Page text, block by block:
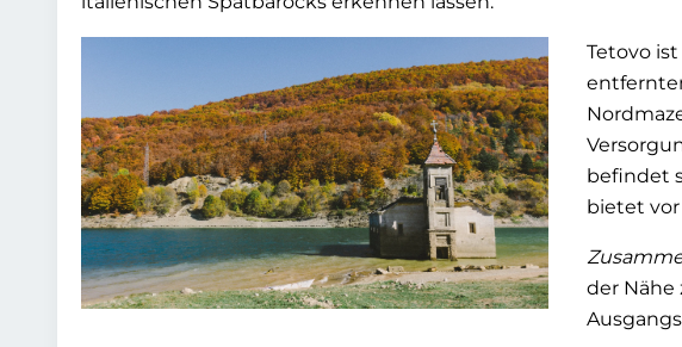
Tetovo
befindet
bietet
der Nähe